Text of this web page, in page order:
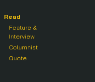
Read
Feature &
Interview
Columnist
Quote